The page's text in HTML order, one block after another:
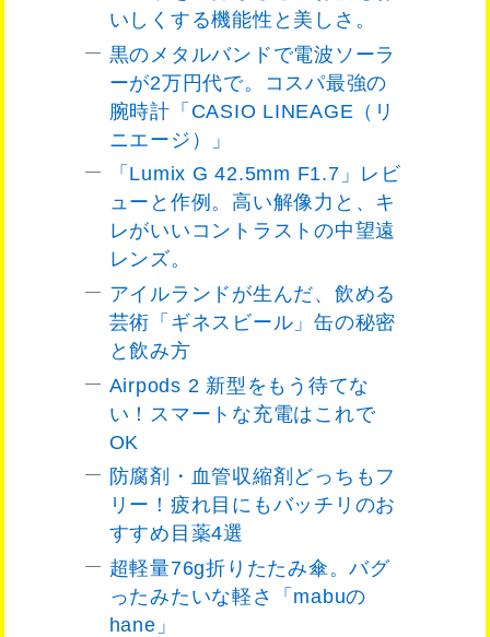
いしくする機能性と美しさ。
黒のメタルバンドで電波ソーラ
ーが2万円代で。コスパ最強の
腕時計「CASIO LINEAGE（リ
ニエージ）」
「Lumix G 42.5mm F1.7」レビ
ューと作例。高い解像力と、キ
レがいいコントラストの中望遠
レンズ。
アイルランドが生んだ、飲める
芸術「ギネスビール」缶の秘密
と飲み方
Airpods 2 新型をもう待てな
い！スマートな充電はこれで
OK
防腐剤・血管収縮剤どっちもフ
リー！疲れ目にもバッチリのお
すすめ目薬4選
超軽量76g折りたたみ傘。バグ
ったみたいな軽さ「mabuの
hane」